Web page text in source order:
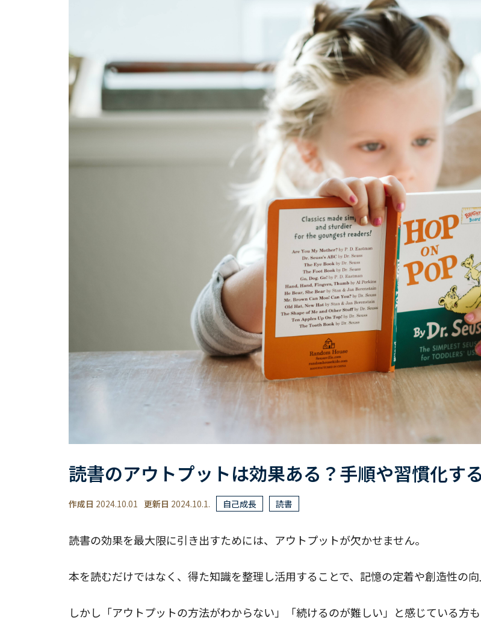
読書のアウトプットは効果ある？手順や習慣化す
作成日 2024.10.01 更新日 2024.10.1. 自己成長 読書
読書の効果を最大限に引き出すためには、アウトプットが欠かせません。
本を読むだけではなく、得た知識を整理し活用することで、記憶の定着や創造性の向
しかし「アウトプットの方法がわからない」「続けるのが難しい」と感じている方